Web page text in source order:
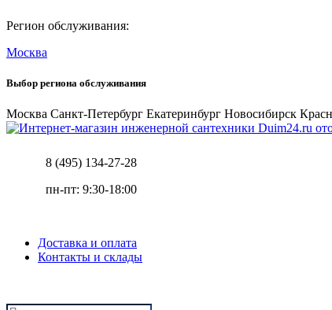
Регион обслуживания:
Москва
Выбор региона обслуживания
Москва Санкт-Петербург Екатеринбург Новосибирск
8 (495) 134-27-28
пн-пт: 9:30-18:00
Доставка и оплата
Контакты и склады